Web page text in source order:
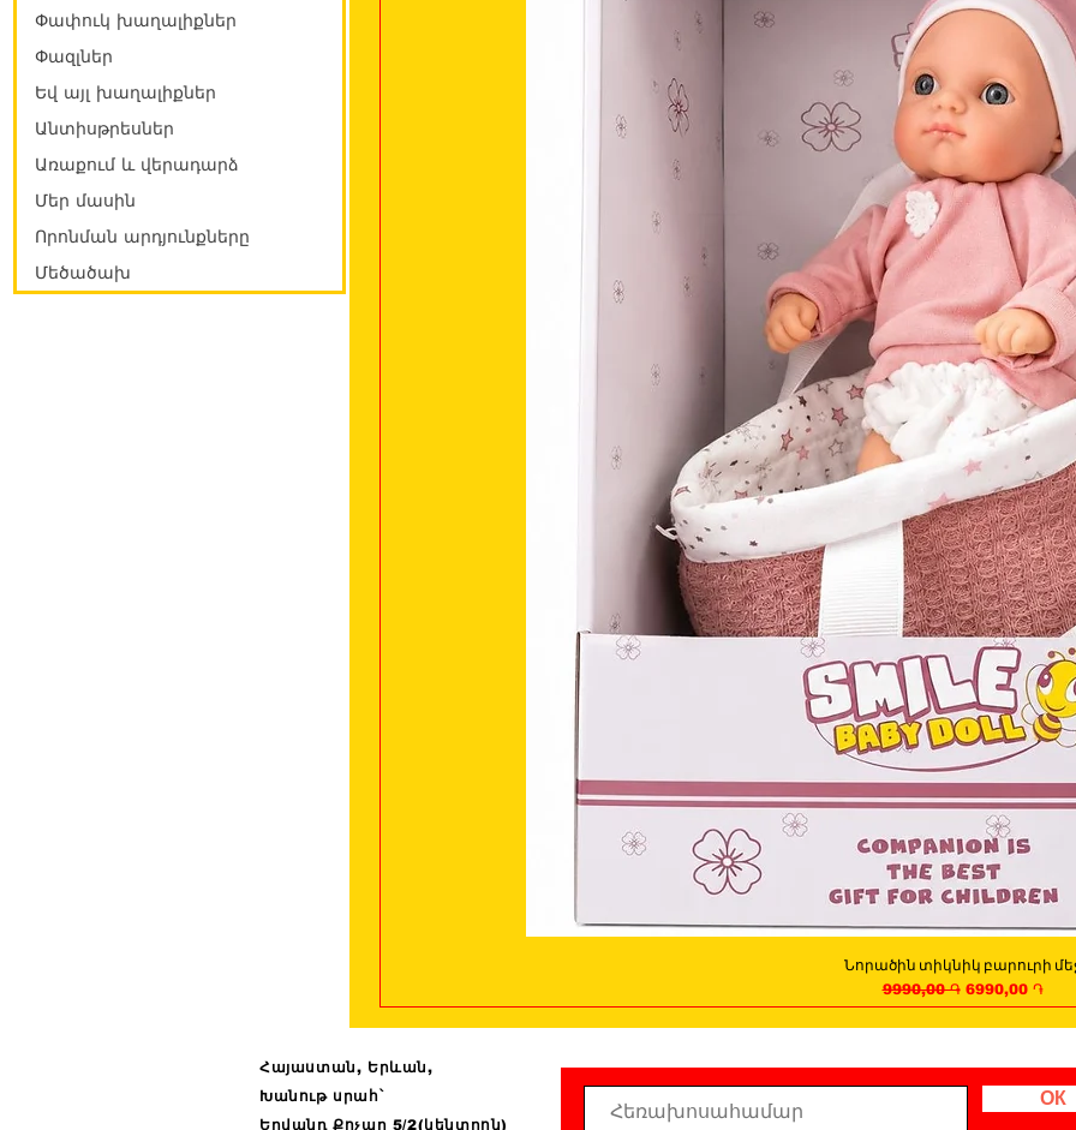
Quick View
Նորածին տիկնիկ բարուրի
Regular Price
9990,00 ֏ Sale Price
6990,00 ֏
Փափուկ խաղալիքներ
Փազլներ
Եվ այլ խաղալիքներ
Անտիսթրեսներ
Առաքում և վերադարձ
Մեր մասին
Որոնման արդյունքները
Մեծածախ
Հայաստան, Երևան,
Խանութ սրահ՝
Երվանդ Քոչար 5/2(կենտրոն)
ОК